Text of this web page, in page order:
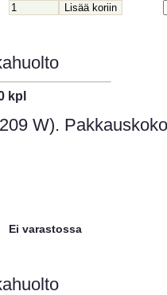
kpl
W). Pakkauskoko
Ei varastossa